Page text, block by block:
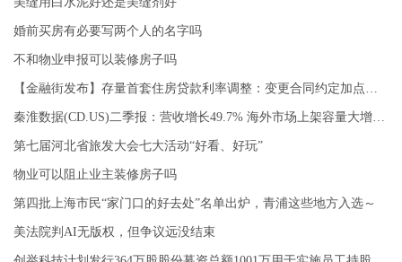
婚前买房有必要写两个人的名字吗
不和物业申报可以装修房子吗
【金融街发布】存量首套住房贷款利率调整：变更合同约定加点幅度 或新发放贷款置换存量
秦淮数据(CD.US)二季报：营收增长49.7% 海外市场上架容量大增6倍
第七届河北省旅发大会七大活动“好看、好玩”
物业可以阻止业主装修房子吗
第四批上海市民“家门口的好去处”名单出炉，青浦这些地方入选～
美法院判AI无版权，但争议远没结束